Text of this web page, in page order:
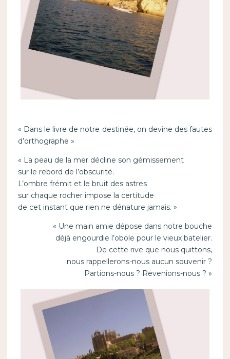
« Dans le livre de notre destinée, on devine des fautes
d’orthographe »
« La peau de la mer décline son gémissement
sur le rebord de l’obscurité.
L’ombre frémit et le bruit des astres
sur chaque rocher impose la certitude
de cet instant que rien ne dénature jamais. »
« Une main amie dépose dans notre bouche
déjà engourdie l’obole pour le vieux batelier.
De cette rive que nous quittons,
nous rappellerons-nous aucun souvenir ?
Partions-nous ? Revenions-nous ? »